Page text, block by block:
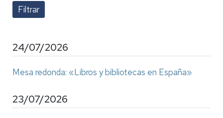
24/07/2026
Mesa redonda: «Libros y bibliotecas en España»
23/07/2026